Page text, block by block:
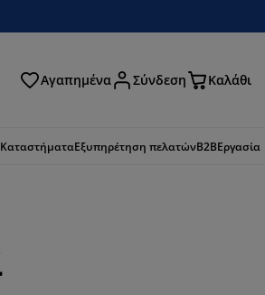
Αγαπημένα Σύνδεση Καλάθι
ΚαταστήματαΕξυπηρέτηση πελατώνB2BΕργασία